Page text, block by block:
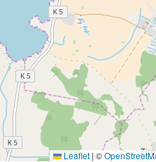
Leaflet | ©